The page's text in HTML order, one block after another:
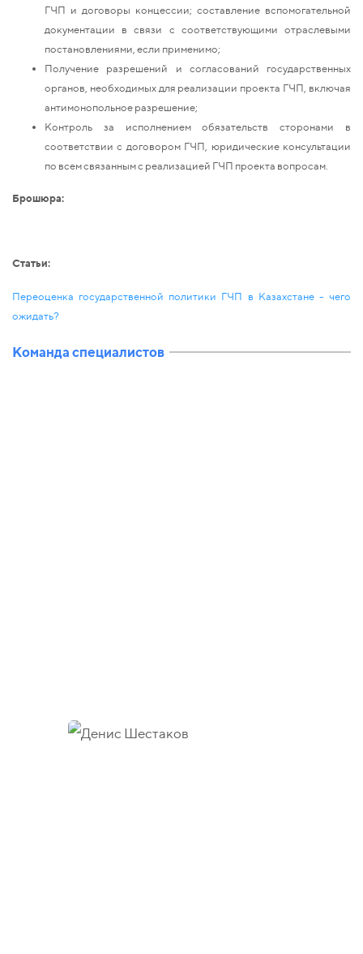
ГЧП и договоры концессии; составление вспомогательной
документации в связи с соответствующими отраслевыми
постановлениями, если применимо;
Получение разрешений и согласований государственных
органов, необходимых для реализации проекта ГЧП, включая
антимонопольное разрешение;
Контроль за исполнением обязательств сторонами в
соответствии с договором ГЧП, юридические консультации
по всем связанным с реализацией ГЧП проекта вопросам.
Брошюра:
Статьи:
Переоценка государственной политики ГЧП в Казахстане - чего
ожидать?
Команда специалистов